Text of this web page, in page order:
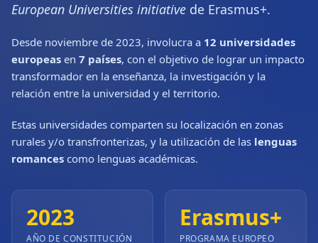
European Universities initiative de Erasmus+.
Desde noviembre de 2023, involucra a 12 universidades
europeas en 7 países, con el objetivo de lograr un impacto
transformador en la enseñanza, la investigación y la
relación entre la universidad y el territorio.
Estas universidades comparten su localización en zonas
rurales y/o transfronterizas, y la utilización de las lenguas
romances como lenguas académicas.
2023
AÑO DE CONSTITUCIÓN
Erasmus+
PROGRAMA EUROPEO